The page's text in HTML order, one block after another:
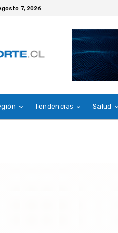
7, 2026
Tendencias Salud